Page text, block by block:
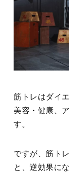
筋トレはダイ
美容・健康、
す。
ですが、筋ト
と、逆効果に